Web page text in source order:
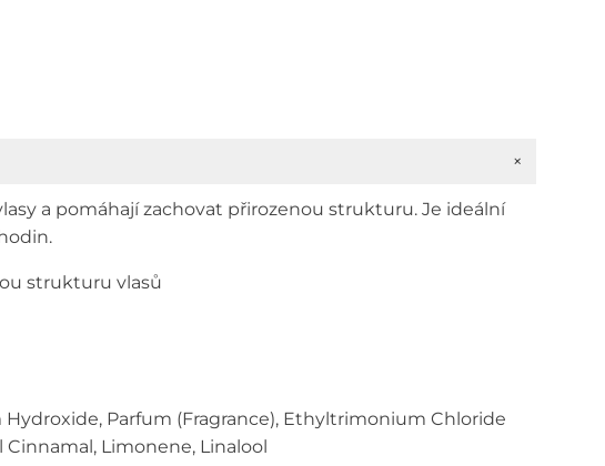
+
a pomáhají zachovat přirozenou strukturu. Je ideální
strukturu vlasů
Parfum (Fragrance), Ethyltrimonium Chloride
Limonene, Linalool